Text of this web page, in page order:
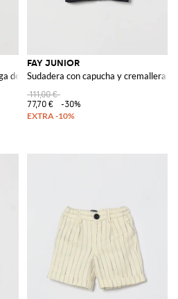
de algodón para niño con logo
FAY JUNIOR
Sudadera con capucha y cremallera
111,00 €
77,70 €
-30%